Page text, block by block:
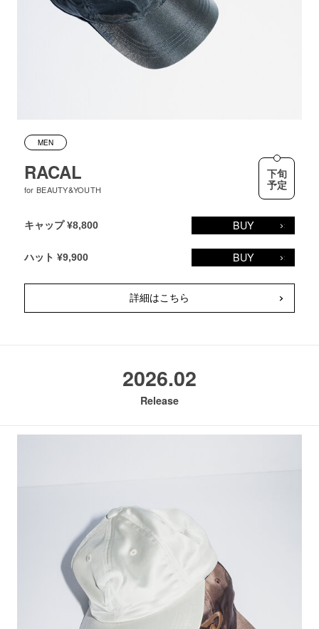
MEN
RACAL
for BEAUTY&YOUTH
下旬
予定
キャップ ¥8,800 BUY
ハット ¥9,900 BUY
詳細はこちら
2026.02
Release